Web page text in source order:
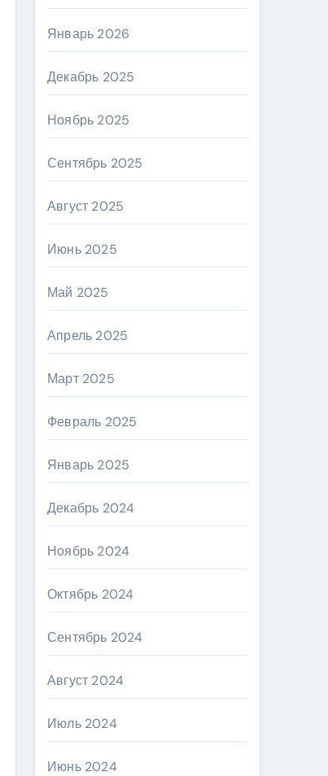
Январь 2026
Декабрь 2025
Ноябрь 2025
Сентябрь 2025
Август 2025
Июнь 2025
Май 2025
Апрель 2025
Март 2025
Февраль 2025
Январь 2025
Декабрь 2024
Ноябрь 2024
Октябрь 2024
Сентябрь 2024
Август 2024
Июль 2024
Июнь 2024